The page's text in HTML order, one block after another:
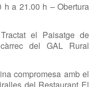
a 21.00 h – Obertura
el Paisatge de
del GAL Rural
compromesa amb el